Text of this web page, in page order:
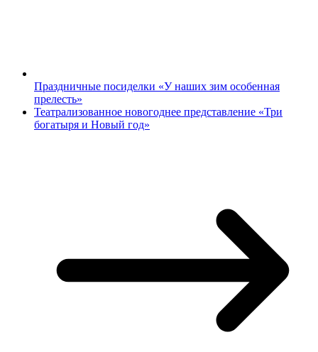
Праздничные посиделки «У наших зим особенная
прелесть»
Театрализованное новогоднее представление «Три
богатыря и Новый год»